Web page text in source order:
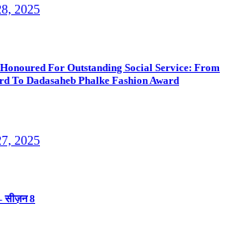
2025
For Outstanding Social Service: From
To Dadasaheb Phalke Fashion Award
2025
सीज़न 8